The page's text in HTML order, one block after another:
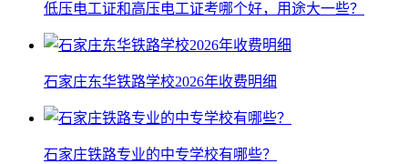
低压电工证和高压电工证考哪个好，用途大一些？
石家庄东华铁路学校2026年收费明细
石家庄铁路专业的中专学校有哪些？